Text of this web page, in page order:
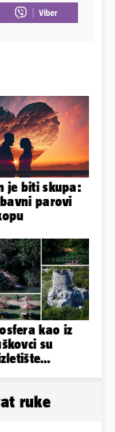
je biti skupa:
parovi
kao iz
su
ruke